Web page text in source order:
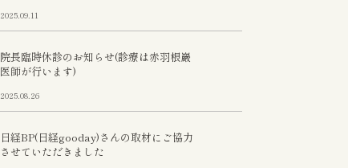
2025.09.11
院長臨時休診のお知らせ(診療は赤羽根巖
医師が行います)
2025.08.26
日経BP(日経gooday)さんの取材にご協力
させていただきました